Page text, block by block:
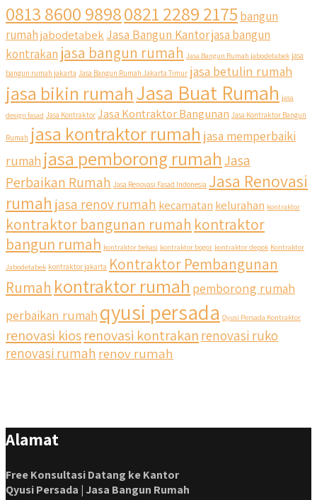
0813 8600 98980821 2289 2175 bangun
rumahjabodetabek Jasa Bangun Kantorjasa bangun
kontrakan jasa bangun rumah Jasa Bangun Rumah jabodetabek jasa
bangun rumah jakarta Jasa Bangun Rumah Jakarta Timur jasa betulin rumah
jasa bikin rumahJasa Buat Rumah jasa
design fasad Jasa Kontraktor Jasa Kontraktor Bangunan Jasa Kontraktor Bangun
Rumah jasa kontraktor rumah jasa memperbaiki
rumah jasa pemborong rumahJasa
Perbaikan Rumah Jasa Renovasi Fasad Indonesia Jasa Renovasi
rumah jasa renov rumah kecamatan kelurahan kontraktor
kontraktor bangunan rumah kontraktor
bangun rumah kontraktor bekasi kontraktor bogor kontraktor depok Kontraktor
Jabodetabek kontraktor jakarta Kontraktor Pembangunan
Rumah kontraktor rumah pemborong rumah
perbaikan rumah qyusi persada Qyusi Persada Kontraktor
renovasi kiosrenovasi kontrakanrenovasi ruko
renovasi rumah renov rumah
Alamat
Free Konsultasi Datang ke Kantor
Qyusi Persada | Jasa Bangun Rumah